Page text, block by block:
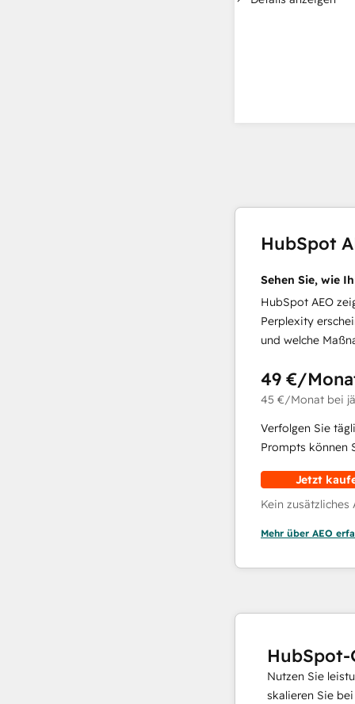
HubSpot
Sehen Sie, wie
HubSpot AEO
Perplexity
und welche
49 €/
45 €/Monat bei
Verfolgen Sie
Prompts können
Jetzt
Kein
Mehr über AEO
HubSpot-
Nutzen Sie
skalieren Sie